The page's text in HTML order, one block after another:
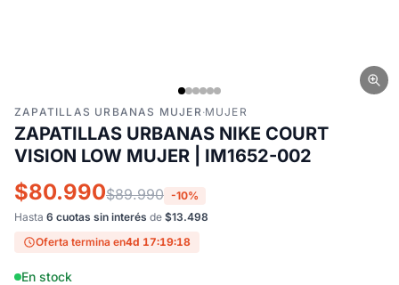
ZAPATILLAS URBANAS MUJER·MUJER
ZAPATILLAS URBANAS NIKE COURT
VISION LOW MUJER | IM1652-002
$80.990$89.990 -10%
Hasta 6 cuotas sin interés de $13.498
Oferta termina en4d 17:19:17
En stock